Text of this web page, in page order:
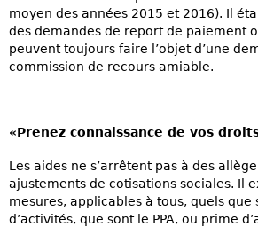
moyen des années 2015 et 2016). Il
des demandes de report de paiement
peuvent toujours faire l’objet d’une
commission de recours amiable.
«Prenez connaissance de vos
Les aides ne s’arrêtent pas à des
ajustements de cotisations sociales. Il
mesures, applicables à tous, quels que
d’activités, que sont le PPA, ou prime